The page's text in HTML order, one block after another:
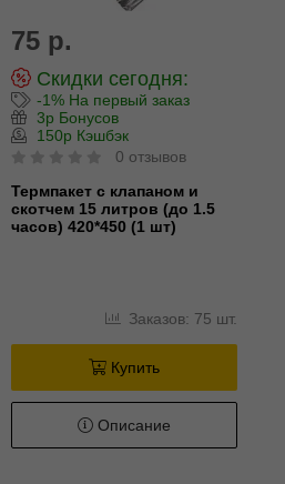
75 р.
Скидки сегодня:
-1% На первый заказ
3р Бонусов
150р Кэшбэк
0 отзывов
Термпакет с клапаном и
скотчем 15 литров (до 1.5
часов) 420*450 (1 шт)
Заказов: 75 шт.
Купить
Описание